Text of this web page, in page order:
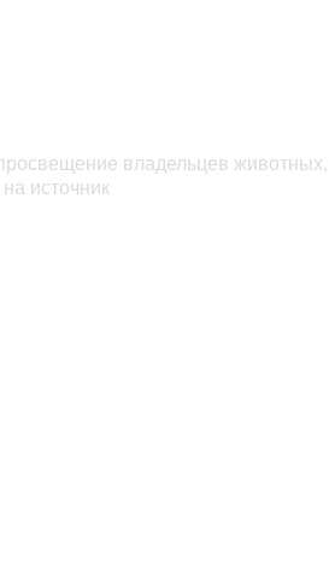
владельцев
источник